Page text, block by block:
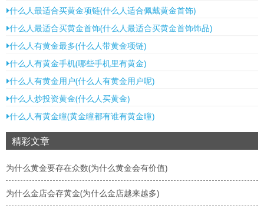
什么人最适合买黄金项链(什么人适合佩戴黄金首饰)
什么人最适合买黄金首饰(什么人最适合买黄金首饰饰品)
什么人有黄金最多(什么人带黄金项链)
什么人有黄金手机(哪些手机里有黄金)
什么人有黄金用户(什么人有黄金用户呢)
什么人炒投资黄金(什么人买黄金)
什么人有黄金瞳(黄金瞳都有谁有黄金瞳)
精彩文章
为什么黄金要存在众数(为什么黄金会有价值)
为什么金店会存黄金(为什么金店越来越多)